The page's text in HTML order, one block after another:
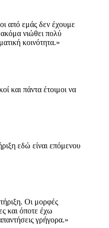
από εμάς δεν έχουμε
νιώθει πολύ
κοινότητα.»
και πάντα έτοιμοι να
εδώ είναι επόμενου
Οι μορφές
και όποτε έχω
γρήγορα.»